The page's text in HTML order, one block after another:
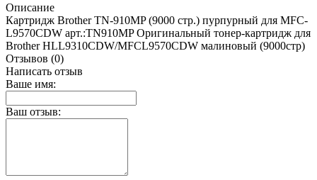
Описание
Картридж Brother TN-910MP (9000 стр.) пурпурный для MFC-
L9570CDW арт.:TN910MP Оригинальный тонер-картридж для
Brother HLL9310CDW/MFCL9570CDW малиновый (9000стр)
Отзывов (0)
Написать отзыв
Ваше имя:
Ваш отзыв: